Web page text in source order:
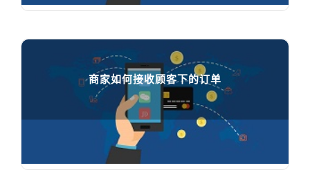
商家如何接收顾客下的订单
商家如何接收顾客下的订单